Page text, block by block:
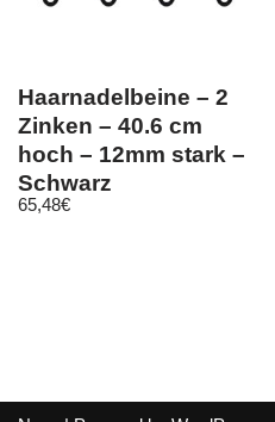
Haarnadelbeine – 2
Zinken – 40.6 cm
hoch – 12mm stark –
Schwarz
65,48€